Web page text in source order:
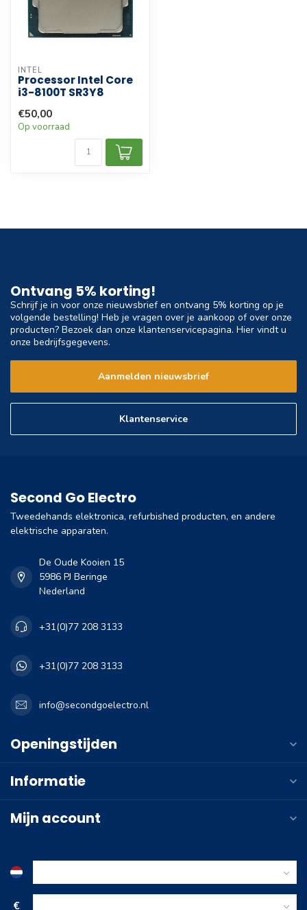
INTEL
Processor Intel Core
i3-8100T SR3Y8
€50,00
Op voorraad
Ontvang 5% korting!
Schrijf je in voor onze nieuwsbrief en ontvang 5% korting op je
volgende bestelling! Heb je vragen over je aankoop of over onze
producten? Bezoek dan onze klantenservicepagina. Hier vindt u
onze bedrijfsgegevens.
Aanmelden nieuwsbrief
Klantenservice
Second Go Electro
Tweedehands elektronica, refurbished producten, en andere
elektrische apparaten.
De Oude Kooien 15
5986 PJ Beringe
Nederland
+31(0)77 208 3133
+31(0)77 208 3133
info@secondgoelectro.nl
Openingstijden
Informatie
Mijn account
€